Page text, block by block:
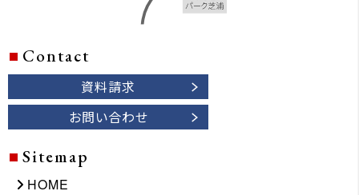
Contact
資料請求
お問い合わせ
Sitemap
HOME